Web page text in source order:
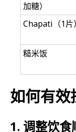
加糖）
Chapati（1片）
糙米饭
如何有效
1. 调整饮食